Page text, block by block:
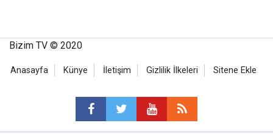
Bizim TV © 2020
Anasayfa Künye İletişim Gizlilik İlkeleri Sitene Ekle